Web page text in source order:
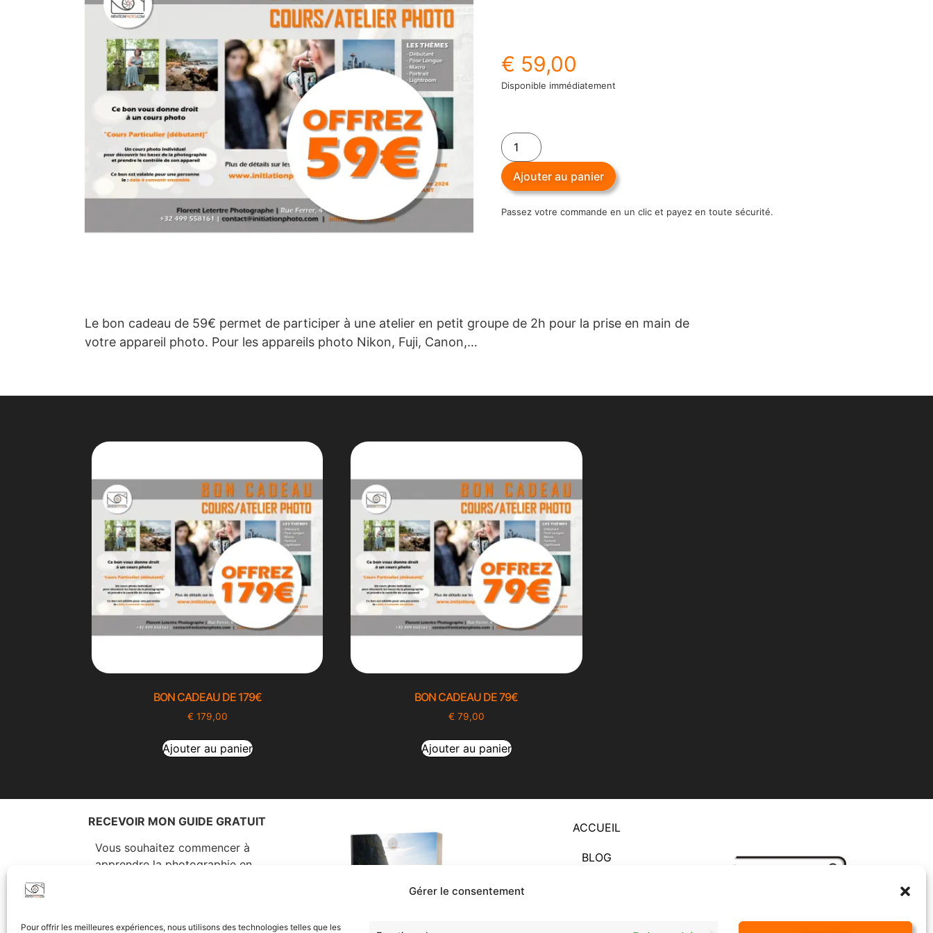
Gérer le consentement
Pour offrir les meilleures expériences, nous utilisons des technologies telles que les
€ 59,00
Disponible immédiatement
Ajouter au panier
Passez votre commande en un clic et payez en toute sécurité.
Le bon cadeau de 59€ permet de participer à une atelier en petit groupe de 2h pour la prise en main de
votre appareil photo. Pour les appareils photo Nikon, Fuji, Canon,…
BON CADEAU DE 179€
€ 179,00
Ajouter au panier
BON CADEAU DE 79€
€ 79,00
Ajouter au panier
RECEVOIR MON GUIDE GRATUIT
Vous souhaitez commencer à
apprendre la photographie en
ACCUEIL
BLOG